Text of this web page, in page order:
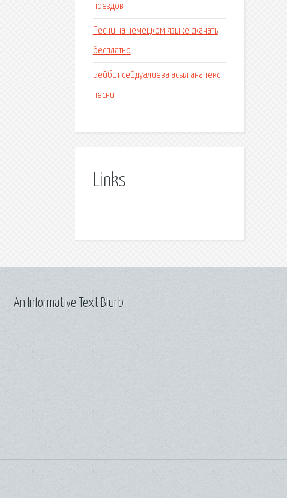
поездов
Песни на немецком языке скачать
бесплатно
Бейбит сейдуалиева асыл ана текст
песни
Links
An Informative Text Blurb